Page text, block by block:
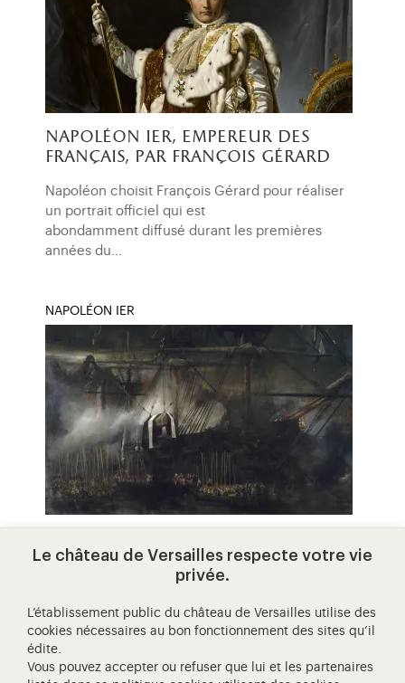
napoléon ier, empereur des
français, par françois gérard
Napoléon choisit François Gérard pour réaliser
un portrait officiel qui est
abondamment diffusé durant les premières
années du…
NAPOLÉON IER
napoléon ier à bord de la belle
poule, 15 octobre 1840
Parcourez le XIXe siècle à travers des œuvres
conservées dans les salles de l’Attique du Nord
du château de Versailles.
Le château de Versailles respecte votre vie
privée.
L’établissement public du château de Versailles utilise des
cookies nécessaires au bon fonctionnement des sites qu’il
édite.
Vous pouvez accepter ou refuser que lui et les partenaires